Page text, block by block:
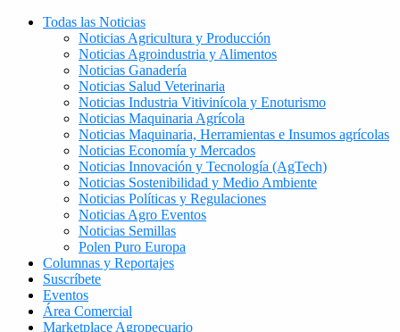
Todas las Noticias
Noticias Agricultura y Producción
Noticias Agroindustria y Alimentos
Noticias Ganadería
Noticias Salud Veterinaria
Noticias Industria Vitivinícola y Enoturismo
Noticias Maquinaria Agrícola
Noticias Maquinaria, Herramientas e Insumos agrícolas
Noticias Economía y Mercados
Noticias Innovación y Tecnología (AgTech)
Noticias Sostenibilidad y Medio Ambiente
Noticias Políticas y Regulaciones
Noticias Agro Eventos
Noticias Semillas
Polen Puro Europa
Columnas y Reportajes
Suscríbete
Eventos
Área Comercial
Marketplace Agropecuario